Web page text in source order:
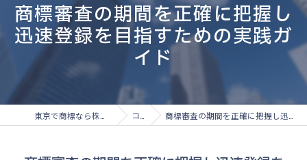
商標審査の期間を正確に把握し
迅速登録を目指すための実践ガ
イド
コラム 商標審査の期間を正確に把握し迅速登録を目指すための実践ガイド